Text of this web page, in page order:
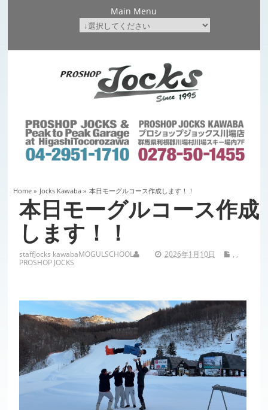
Main Menu
Home» Jocks Kawaba » 本日モーグルコース作成します！！
本日モーグルコース作成
します！！
staff 2026年1月10日
Jocks kawaba ,
MOGULSCHOOL
,
PROSHOP JOCKS